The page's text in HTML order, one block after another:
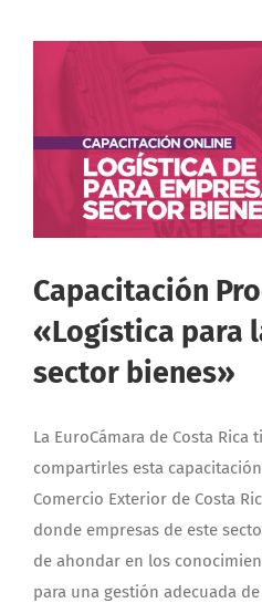
Capacitación
«Logística para
sector bienes»
La EuroCámara de Costa Rica
compartirles esta
Comercio Exterior de Costa
donde empresas de este
de ahondar en los
para una gestión adecuada